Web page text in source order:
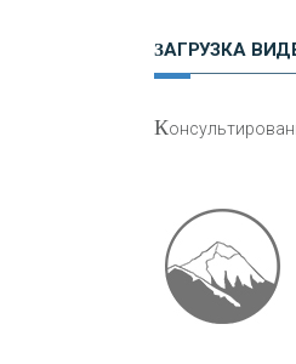
авто
ЗАГРУЗКА
К